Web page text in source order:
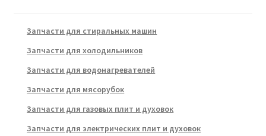
Запчасти для стиральных машин
Запчасти для холодильников
Запчасти для водонагревателей
Запчасти для мясорубок
Запчасти для газовых плит и духовок
Запчасти для электрических плит и духовок